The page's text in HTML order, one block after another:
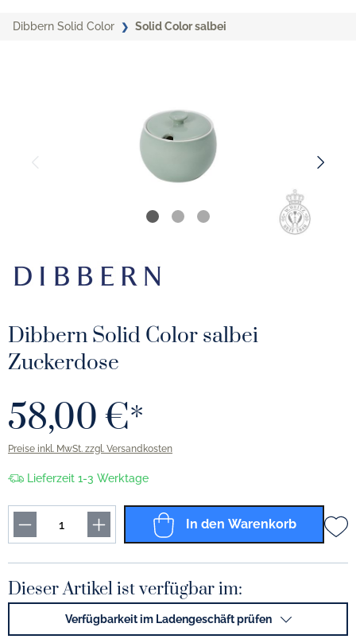
Dibbern Solid Color Solid Color salbei
Dibbern Solid Color salbei
Zuckerdose
58,00 €*
Preise inkl. MwSt. zzgl. Versandkosten
Lieferzeit 1-3 Werktage
In den Warenkorb
Dieser Artikel ist verfügbar im:
Verfügbarkeit im Ladengeschäft prüfen